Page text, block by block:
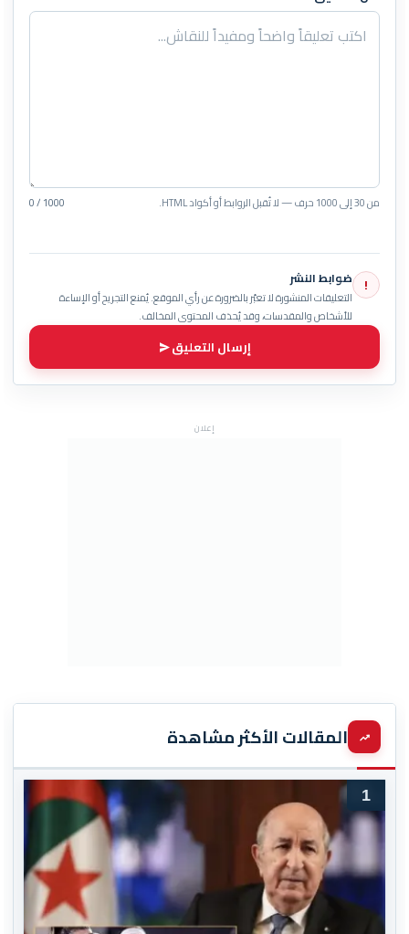
من 30 إلى 1000 حرف — لا تُقبل الروابط أو أكواد HTML. 0 / 1000
! ضوابط النشر
التعليقات المنشورة لا تعبّر بالضرورة عن رأي الموقع. يُمنع التجريح أو الإساءة
للأشخاص والمقدسات، وقد يُحذف المحتوى المخالف.
إرسال التعليق
إعلان
المقالات الأكثر مشاهدة
1